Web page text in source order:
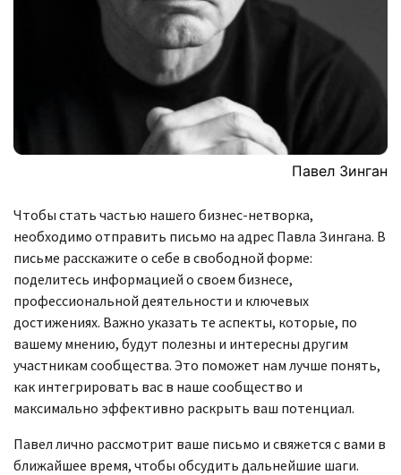
Павел Зинган
Чтобы стать частью нашего бизнес-нетворка,
необходимо отправить письмо на адрес Павла Зингана. В
письме расскажите о себе в свободной форме:
поделитесь информацией о своем бизнесе,
профессиональной деятельности и ключевых
достижениях. Важно указать те аспекты, которые, по
вашему мнению, будут полезны и интересны другим
участникам сообщества. Это поможет нам лучше понять,
как интегрировать вас в наше сообщество и
максимально эффективно раскрыть ваш потенциал.
Павел лично рассмотрит ваше письмо и свяжется с вами в
ближайшее время, чтобы обсудить дальнейшие шаги.